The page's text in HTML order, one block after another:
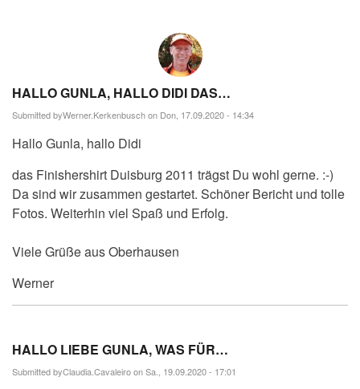
HALLO GUNLA, HALLO DIDI DAS…
Submitted byWerner.Kerkenbuschon Don, 17.09.2020 - 14:34
Hallo Gunla, hallo Didi
das Finishershirt Duisburg 2011 trägst Du wohl gerne. :-)
Da sind wir zusammen gestartet. Schöner Bericht und tolle
Fotos. Weiterhin viel Spaß und Erfolg.
Viele Grüße aus Oberhausen
Werner
HALLO LIEBE GUNLA, WAS FÜR…
Submitted byClaudia.Cavaleiroon Sa., 19.09.2020 - 17:01